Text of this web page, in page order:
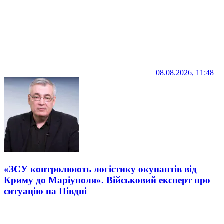
08.08.2026, 11:48
«ЗСУ контролюють логістику окупантів від
Криму до Маріуполя». Військовий експерт про
ситуацію на Півдні